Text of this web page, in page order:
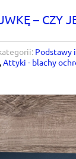
– CZY
Podstawy
,Attyki - blachy